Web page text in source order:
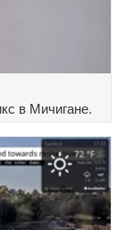
в Мичигане.